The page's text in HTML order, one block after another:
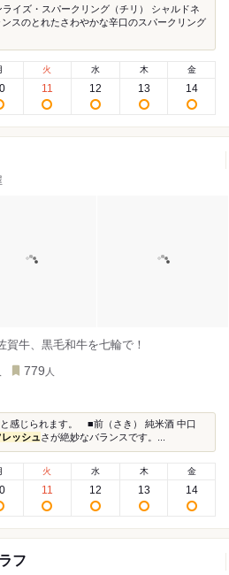
イズ・スパークリング（チリ） シャルドネ
スのとれたさわやかな辛口のスパークリング
火
11
水
12
木
13
金
14
賀牛、黒毛和牛を七輪で！
779 人
と感じられます。 ■前（さき） 純米酒 中口
レッシュ さが絶妙なバランスです。...
火
11
水
12
木
13
金
14
フ